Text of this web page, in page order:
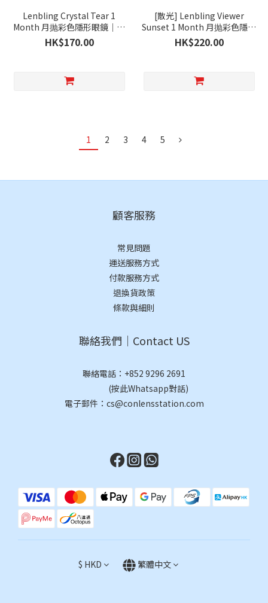
Lenbling Crystal Tear 1
Month 月抛彩色隱形眼鏡｜每
盒2片
HK$170.00
[散光] Lenbling Viewer
Sunset 1 Month 月抛彩色隱形
眼鏡｜每盒2片
HK$220.00
1 2 3 4 5
顧客服務
常見問題
運送服務方式
付款服務方式
退換貨政策
條款與細則
聯絡我們｜Contact US
聯絡電話： +852 9296 2691
(按此Whatsapp對話)
電子郵件：cs@conlensstation.com
$ HKD 繁體中文